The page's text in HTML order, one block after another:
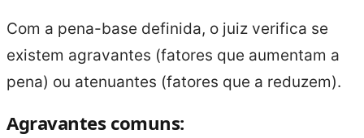
Com a pena-base definida, o juiz verifica se
existem agravantes (fatores que aumentam a
pena) ou atenuantes (fatores que a reduzem).
Agravantes comuns: